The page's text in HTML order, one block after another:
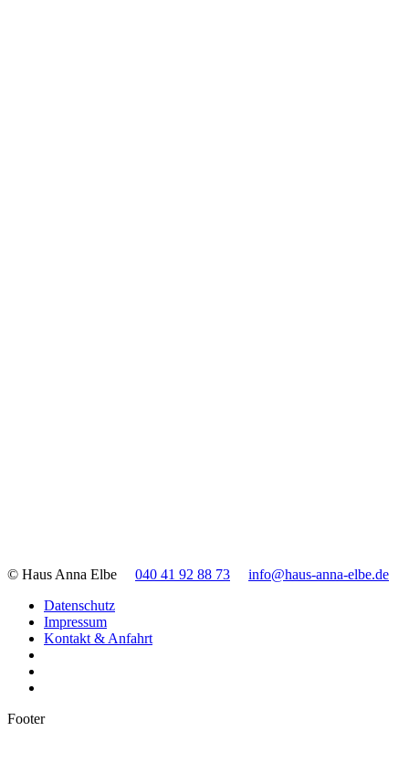
© Haus Anna Elbe 040 41 92 88 73
info@haus-anna-elbe.de
Datenschutz
Impressum
Kontakt & Anfahrt
Footer